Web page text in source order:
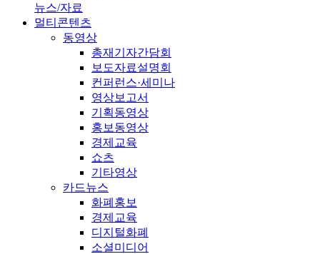
뉴스/자료
멀티콘텐츠
동영상
총재기자간담회
보도자료설명회
컨퍼런스·세미나
영상보고서
기획동영상
홍보동영상
경제교육
쇼츠
기타영상
카드뉴스
화폐홍보
경제교육
디지털화폐
소셜미디어